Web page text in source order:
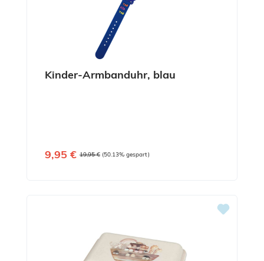
Kinder-Armbanduhr, blau
Verkaufspreis:
9,95 € Regulärer Preis:
19,95 € (50.13% gespart)